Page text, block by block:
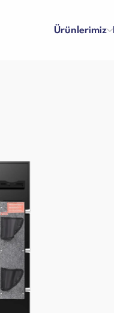
Ürünlerimiz
Makineleri
Memnuniyet